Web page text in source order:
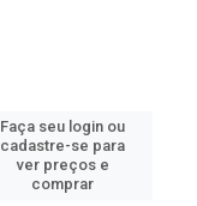
Faça seu login ou
cadastre-se para
ver preços e
comprar